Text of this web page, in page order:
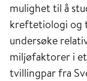
mulighet til å
kreftetiologi og
undersøke
miljøfaktorer i
tvillingpar fra